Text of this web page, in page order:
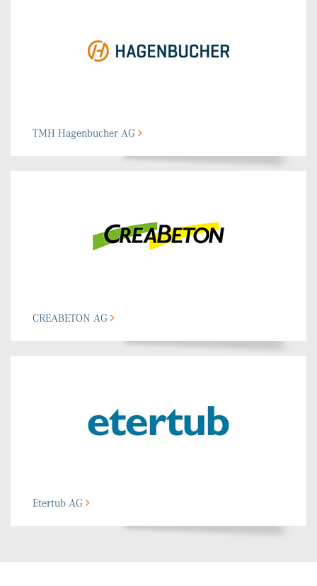
TMH Hagenbucher AG
CREABETON AG
Etertub AG